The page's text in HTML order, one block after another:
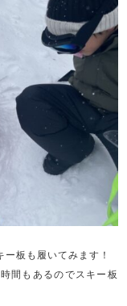
板も履いてみます！
間もあるのでスキー板